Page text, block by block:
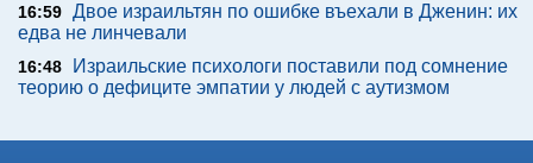
16:59 Двое израильтян по ошибке въехали в Дженин: их
едва не линчевали
16:48
Израильские психологи поставили под сомнение
теорию о дефиците эмпатии у людей с аутизмом